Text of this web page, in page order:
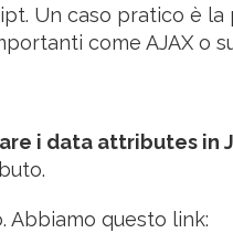
Un caso pratico è
come AJAX o
i data attributes in
Abbiamo questo link: